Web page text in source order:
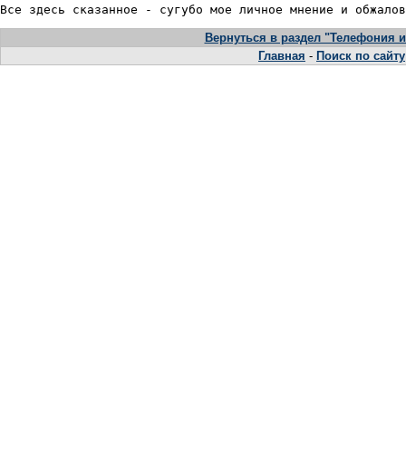
Вернуться в раздел "Телефония
Главная - Поиск по сайту